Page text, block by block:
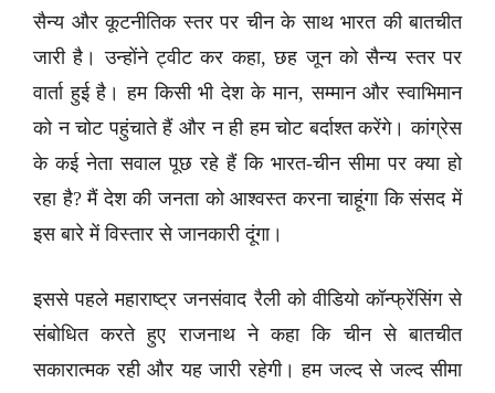
सैन्य और कूटनीतिक स्तर पर चीन के साथ भारत की बातचीत
जारी है। उन्होंने ट्वीट कर कहा, छह जून को सैन्य स्तर पर
वार्ता हुई है। हम किसी भी देश के मान, सम्मान और स्वाभिमान
को न चोट पहुंचाते हैं और न ही हम चोट बर्दाश्त करेंगे। कांग्रेस
के कई नेता सवाल पूछ रहे हैं कि भारत-चीन सीमा पर क्या हो
रहा है? मैं देश की जनता को आश्वस्त करना चाहूंगा कि संसद में
इस बारे में विस्तार से जानकारी दूंगा।
इससे पहले महाराष्ट्र जनसंवाद रैली को वीडियो कॉन्फ्रेंसिंग से
संबोधित करते हुए राजनाथ ने कहा कि चीन से बातचीत
सकारात्मक रही और यह जारी रहेगी। हम जल्द से जल्द सीमा